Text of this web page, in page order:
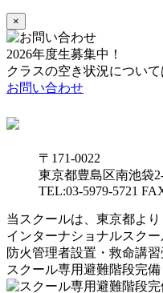
×
2026年度生募集中！
クラスの空き状況につい
お問い合わせ
〒171-0022
東京都豊島区南池袋
TEL:03-5979-5721
当スクールは、東京都よ
インターナショナルスクー
防火管理者設置・救命講
スクール専用避難階段完備